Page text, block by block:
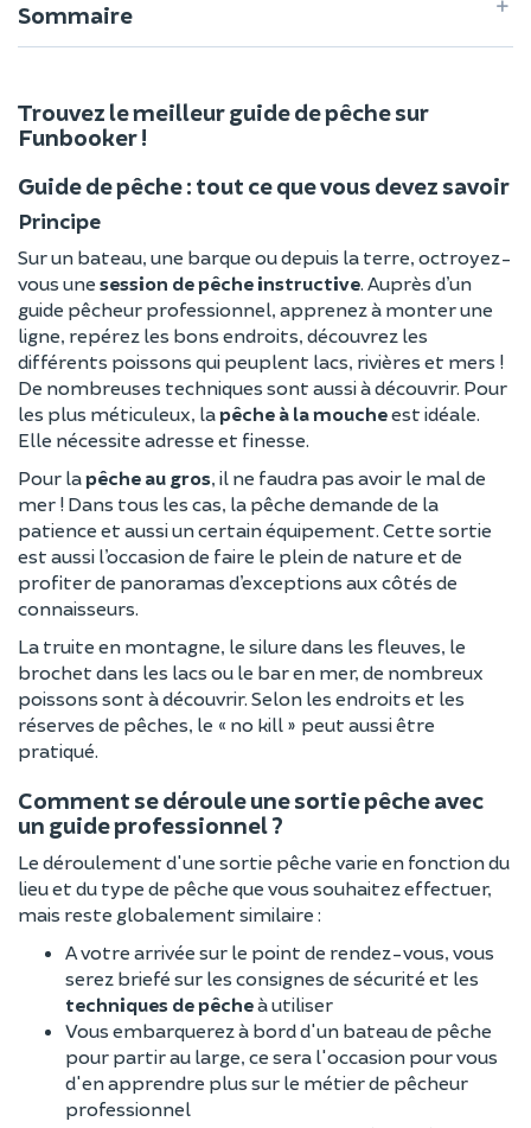
Sommaire
Trouvez le meilleur guide de pêche sur
Funbooker !
Guide de pêche : tout ce que vous devez savoir
Principe
Sur un bateau, une barque ou depuis la terre, octroyez-
vous une session de pêche instructive. Auprès d’un
guide pêcheur professionnel, apprenez à monter une
ligne, repérez les bons endroits, découvrez les
différents poissons qui peuplent lacs, rivières et mers !
De nombreuses techniques sont aussi à découvrir. Pour
les plus méticuleux, lapêche à la moucheest idéale.
Elle nécessite adresse et finesse.
Pour lapêche au gros, il ne faudra pas avoir le mal de
mer ! Dans tous les cas, la pêche demande de la
patience et aussi un certain équipement. Cette sortie
est aussi l’occasion de faire le plein de nature et de
profiter de panoramas d’exceptions aux côtés de
connaisseurs.
La truite en montagne, le silure dans les fleuves, le
brochet dans les lacs ou le bar en mer, de nombreux
poissons sont à découvrir. Selon les endroits et les
réserves de pêches, le « no kill » peut aussi être
pratiqué.
Comment se déroule une sortie pêche avec
un guide professionnel ?
Le déroulement d'une sortie pêche varie en fonction du
lieu et du type de pêche que vous souhaitez effectuer,
mais reste globalement similaire :
A votre arrivée sur le point de rendez-vous, vous
serez briefé sur les consignes de sécurité et les
techniques de pêcheà utiliser
Vous embarquerez à bord d'un bateau de pêche
pour partir au large, ce sera l'occasion pour vous
d'en apprendre plus sur le métier de pêcheur
professionnel